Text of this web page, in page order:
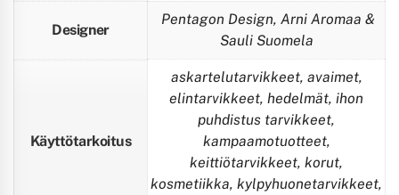
Designer
Pentagon Design, Arni Aromaa &
Sauli Suomela
Käyttötarkoitus
askartelutarvikkeet, avaimet,
elintarvikkeet, hedelmät, ihon
puhdistus tarvikkeet,
kampaamotuotteet,
keittiötarvikkeet, korut,
kosmetiikka, kylpyhuonetarvikkeet,